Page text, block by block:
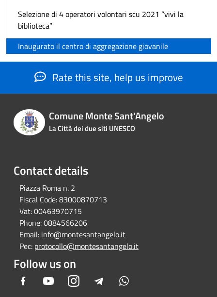
Selezione di 4 operatori volontari scu 2021 “vivi la
biblioteca”
Inaugurato il centro di aggregazione giovanile
Rate this site, help us improve
Comune Monte Sant'Angelo
La Città dei due siti UNESCO
Contact details
Piazza Roma n. 2
Fiscal Code:83000870713
Vat:00463970715
Phone:0884566206
Email: info@montesantangelo.it
Pec: protocollo@montesantangelo.it
Follow us on
Facebook YoutubeInstagram Telegram